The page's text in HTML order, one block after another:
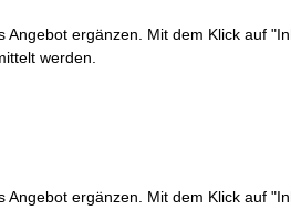
Angebot ergänzen. Mit dem Klick auf
werden.
Angebot ergänzen. Mit dem Klick auf